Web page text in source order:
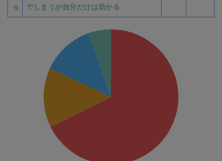
位
でしまうが自分だけは助かる